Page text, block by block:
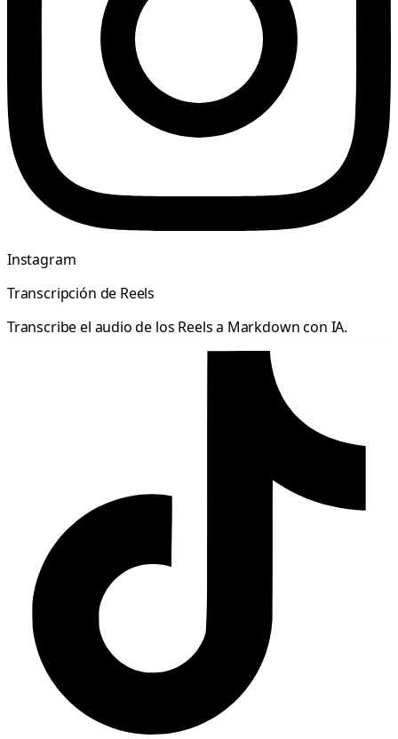
Instagram
Transcripción de Reels
Transcribe el audio de los Reels a Markdown con IA.